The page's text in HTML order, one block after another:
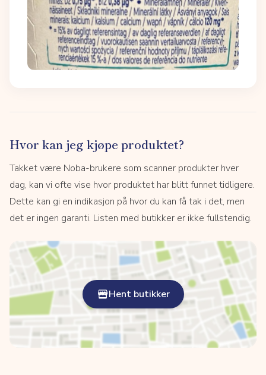
Hvor kan jeg kjøpe produktet?
Takket være Noba-brukere som scanner produkter hver
dag, kan vi ofte vise hvor produktet har blitt funnet tidligere.
Dette kan gi en indikasjon på hvor du kan få tak i det, men
det er ingen garanti. Listen med butikker er ikke fullstendig.
Hent butikker